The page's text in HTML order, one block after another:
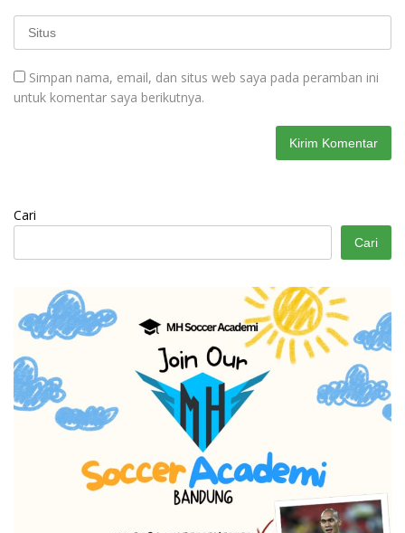
Simpan nama, email, dan situs web saya pada peramban ini
untuk komentar saya berikutnya.
Cari
Cari